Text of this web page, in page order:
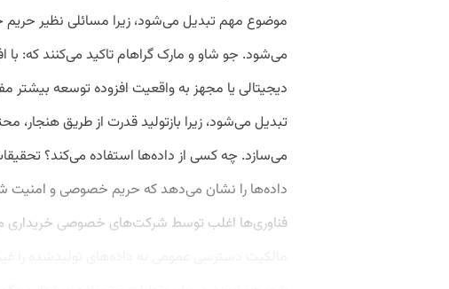
موضوع مهم تبدیل می‌شود، زیرا مسائلی نظیر
می‌شود. جو شاو و مارک گراهام تاکید می‌کنند که:
دیجیتالی یا مجهز به واقعیت افزوده توسعه بیشتر
تبدیل می‌شود، زیرا بازتولید قدرت از طریق هنجار،
می‌سازد. چه‌ کسی از داده‌ها استفاده می‌کند؟
داده‌ها را نشان می‌دهد که حریم خصوصی و امنیت
فناوری‌ها اغلب توسط شرکت‌های خصوصی خریداری